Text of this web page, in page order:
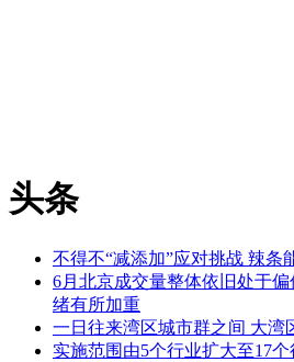
头条
不得不“减添加”应对挑战 辣条
6月北京成交量整体依旧处于
绪有所加重
一日往来湾区城市群之间 大湾
实施范围由5个行业扩大至17